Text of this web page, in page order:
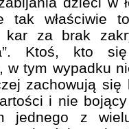
tak właściwie
kar za brak
Ktoś, kto
w tym wypadku
zachowują
i nie
jednego z